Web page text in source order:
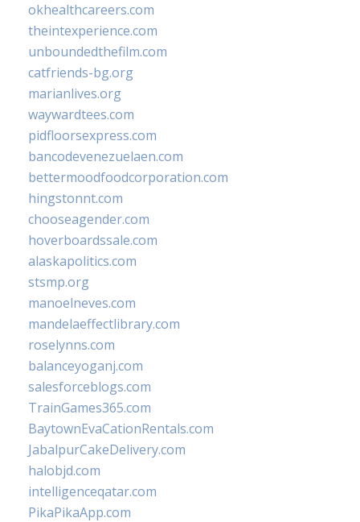
okhealthcareers.com
theintexperience.com
unboundedthefilm.com
catfriends-bg.org
marianlives.org
waywardtees.com
pidfloorsexpress.com
bancodevenezuelaen.com
bettermoodfoodcorporation.com
hingstonnt.com
chooseagender.com
hoverboardssale.com
alaskapolitics.com
stsmp.org
manoelneves.com
mandelaeffectlibrary.com
roselynns.com
balanceyoganj.com
salesforceblogs.com
TrainGames365.com
BaytownEvaCationRentals.com
JabalpurCakeDelivery.com
halobjd.com
intelligenceqatar.com
PikaPikaApp.com